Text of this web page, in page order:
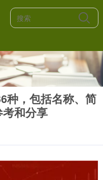
种，包括名称、简
和分享